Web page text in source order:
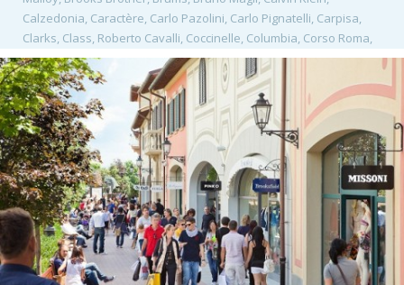
Calzedonia, Caractère, Carlo Pazolini, Carlo Pignatelli, Carpisa,
Clarks, Class, Roberto Cavalli, Coccinelle, Columbia, Corso Roma,
David Naman, Desigual, Diesel, Dolce&Gabbana, Douglas, Elena
Miro, Eredi Pisano, Flavio Castellani, Flo'Reiza, Fossil, Furla, Gallo,
Gas, Geox, Giunti al Punto, Golden Lady, G-sel, Guess, Gutteridge,
Harmont & Blaine, Henry Cotton's, Home & Cook, Hugo Boss, Il
Lanificio, Il Torracchione, Ixos, Jeckerson, John Ashfield, K.I.D.S.,
Lacoste, Lee, Les Copains, Levi's, Lindt, Liu.Jo, L'Oréal Paris, Loriblu,
Lovable Planet, Playtex, Lxury Zone, Manila Grace, Marina Millitare,
Maria Yachting, Massimo Rebecchi, MCS, Mercedes-Benz, Michael
Kors, Moorer, Mötivi, Motostore, Napapijri, Nike, Outly, Pal Zileri,
Parah, Patrizia Pepe, Peuterey, Pinko, Piquadro, Pollini, Polo Ralph
Lauren, Prosche Design, Prada, Puma, Pupa, Rifle, Samsonite,
Silvian Heach, Slam, Store House, Sunglass Time, Superdry, Tailor